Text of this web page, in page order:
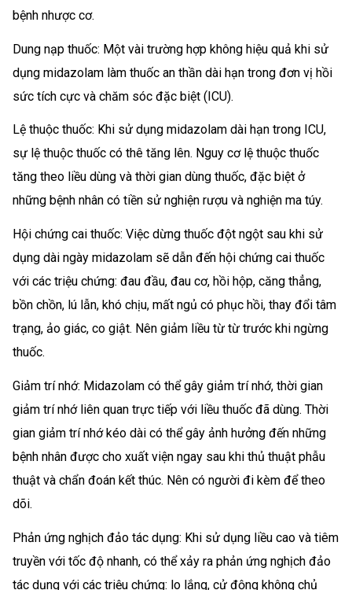
bệnh nhược cơ.
Dung nạp thuốc: Một vài trường hợp không hiệu quả khi sử
dụng midazolam làm thuốc an thần dài hạn trong đơn vị hồi
sức tích cực và chăm sóc đặc biệt (ICU).
Lệ thuộc thuốc: Khi sử dụng midazolam dài hạn trong ICU,
sự lệ thuộc thuốc có thê tăng lên. Nguy cơ lệ thuộc thuốc
tăng theo liều dùng và thời gian dùng thuốc, đặc biệt ở
những bệnh nhân có tiền sử nghiện rượu và nghiện ma túy.
Hội chứng cai thuốc: Việc dừng thuốc đột ngột sau khi sử
dụng dài ngày midazolam sẽ dẫn đến hội chứng cai thuốc
với các triệu chứng: đau đầu, đau cơ, hồi hộp, căng thẳng,
bồn chồn, lú lẫn, khó chịu, mất ngủ có phục hồi, thay đổi tâm
trạng, ảo giác, co giật. Nên giảm liều từ từ trước khi ngừng
thuốc.
Giảm trí nhớ: Midazolam có thể gây giảm trí nhớ, thời gian
giảm trí nhớ liên quan trực tiếp với liều thuốc đã dùng. Thời
gian giảm trí nhớ kéo dài có thể gây ảnh hưởng đến những
bệnh nhân được cho xuất viện ngay sau khi thủ thuật phẫu
thuật và chẩn đoán kết thúc. Nên có người đi kèm để theo
dõi.
Phản ứng nghịch đảo tác dụng: Khi sử dụng liều cao và tiêm
truyền với tốc độ nhanh, có thể xảy ra phản ứng nghịch đảo
tác dụng với các triệu chứng: lo lắng, cử động không chủ